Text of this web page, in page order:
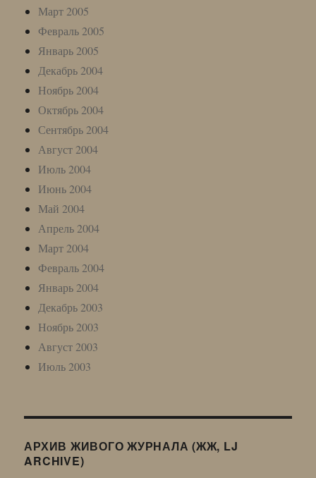
Март 2005
Февраль 2005
Январь 2005
Декабрь 2004
Ноябрь 2004
Октябрь 2004
Сентябрь 2004
Август 2004
Июль 2004
Июнь 2004
Май 2004
Апрель 2004
Март 2004
Февраль 2004
Январь 2004
Декабрь 2003
Ноябрь 2003
Август 2003
Июль 2003
АРХИВ ЖИВОГО ЖУРНАЛА (ЖЖ, LJ
ARCHIVE)